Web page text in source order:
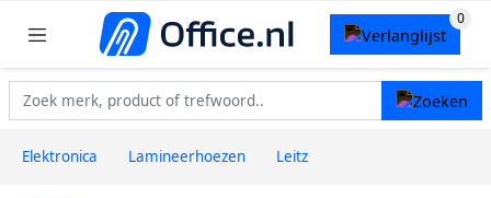
Elektronica Lamineerhoezen Leitz